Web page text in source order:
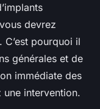
devrez
pourquoi il
générales et de
immédiate des
intervention.